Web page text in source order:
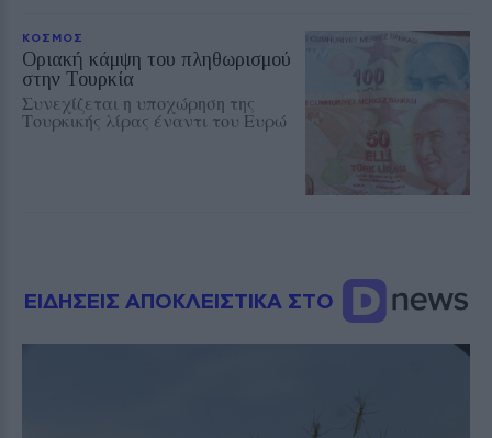
ΚΟΣΜΟΣ
Οριακή κάμψη του πληθωρισμού
στην Τουρκία
Συνεχίζεται η υποχώρηση της
Τουρκικής λίρας έναντι του Ευρώ
ΕΙΔΗΣΕΙΣ ΑΠΟΚΛΕΙΣΤΙΚΑ ΣΤΟ